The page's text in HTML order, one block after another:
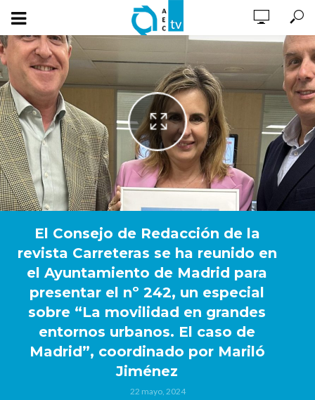
El Consejo de Redacción de la
revista Carreteras se ha reunido en
el Ayuntamiento de Madrid para
presentar el nº 242, un especial
sobre “La movilidad en grandes
entornos urbanos. El caso de
Madrid”, coordinado por Mariló
Jiménez
22 mayo, 2024